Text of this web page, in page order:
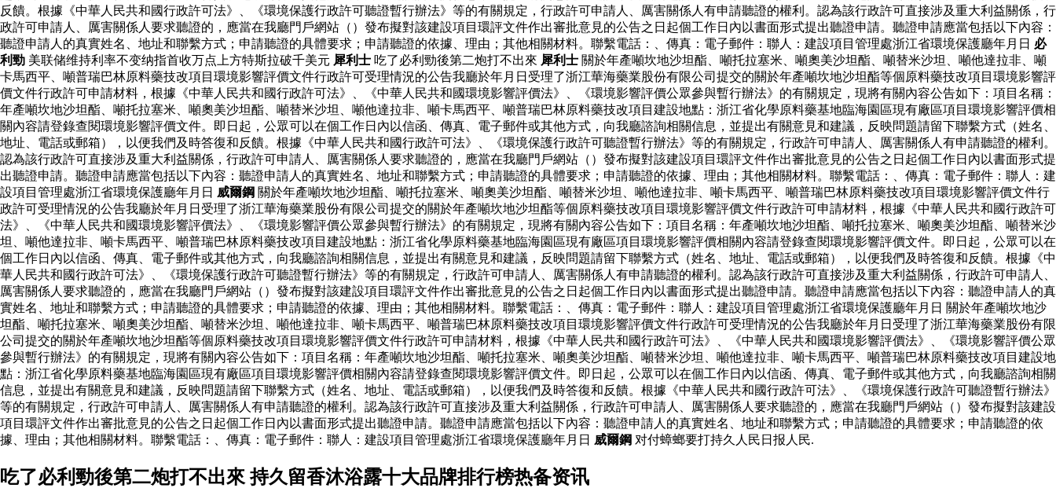
反饋。根據《中華人民共和國行政許可法》、《環境保護行政許可聽證暫行辦法》等的有關規定，行政許可申請人、厲害關係人有申請聽證的權利。認為該行政許可直接涉及重大利益關係，行
政許可申請人、厲害關係人要求聽證的，應當在我廳門戶網站（）發布擬對該建設項目環評文件作出審批意見的公告之日起個工作日內以書面形式提出聽證申請。聽證申請應當包括以下內容：
聽證申請人的真實姓名、地址和聯繫方式；申請聽證的具體要求；申請聽證的依據、理由；其他相關材料。聯繫電話：、傳真：電子郵件：聯人：建設項目管理處浙江省環境保護廳年月日 必
利勁 美联储维持利率不变纳指首收万点上方特斯拉破千美元 犀利士 吃了必利勁後第二炮打不出來 犀利士 關於年產噸坎地沙坦酯、噸托拉塞米、噸奧美沙坦酯、噸替米沙坦、噸他達拉非、噸
卡馬西平、噸普瑞巴林原料藥技改項目環境影響評價文件行政許可受理情況的公告我廳於年月日受理了浙江華海藥業股份有限公司提交的關於年產噸坎地沙坦酯等個原料藥技改項目環境影響評
價文件行政許可申請材料，根據《中華人民共和國行政許可法》、《中華人民共和國環境影響評價法》、《環境影響評價公眾參與暫行辦法》的有關規定，現將有關內容公告如下：項目名稱：
年產噸坎地沙坦酯、噸托拉塞米、噸奧美沙坦酯、噸替米沙坦、噸他達拉非、噸卡馬西平、噸普瑞巴林原料藥技改項目建設地點：浙江省化學原料藥基地臨海園區現有廠區項目環境影響評價相
關內容請登錄查閱環境影響評價文件。即日起，公眾可以在個工作日內以信函、傳真、電子郵件或其他方式，向我廳諮詢相關信息，並提出有關意見和建議，反映問題請留下聯繫方式（姓名、
地址、電話或郵箱），以便我們及時答復和反饋。根據《中華人民共和國行政許可法》、《環境保護行政許可聽證暫行辦法》等的有關規定，行政許可申請人、厲害關係人有申請聽證的權利。
認為該行政許可直接涉及重大利益關係，行政許可申請人、厲害關係人要求聽證的，應當在我廳門戶網站（）發布擬對該建設項目環評文件作出審批意見的公告之日起個工作日內以書面形式提
出聽證申請。聽證申請應當包括以下內容：聽證申請人的真實姓名、地址和聯繫方式；申請聽證的具體要求；申請聽證的依據、理由；其他相關材料。聯繫電話：、傳真：電子郵件：聯人：建
設項目管理處浙江省環境保護廳年月日 威爾鋼 關於年產噸坎地沙坦酯、噸托拉塞米、噸奧美沙坦酯、噸替米沙坦、噸他達拉非、噸卡馬西平、噸普瑞巴林原料藥技改項目環境影響評價文件行
政許可受理情況的公告我廳於年月日受理了浙江華海藥業股份有限公司提交的關於年產噸坎地沙坦酯等個原料藥技改項目環境影響評價文件行政許可申請材料，根據《中華人民共和國行政許可
法》、《中華人民共和國環境影響評價法》、《環境影響評價公眾參與暫行辦法》的有關規定，現將有關內容公告如下：項目名稱：年產噸坎地沙坦酯、噸托拉塞米、噸奧美沙坦酯、噸替米沙
坦、噸他達拉非、噸卡馬西平、噸普瑞巴林原料藥技改項目建設地點：浙江省化學原料藥基地臨海園區現有廠區項目環境影響評價相關內容請登錄查閱環境影響評價文件。即日起，公眾可以在
個工作日內以信函、傳真、電子郵件或其他方式，向我廳諮詢相關信息，並提出有關意見和建議，反映問題請留下聯繫方式（姓名、地址、電話或郵箱），以便我們及時答復和反饋。根據《中
華人民共和國行政許可法》、《環境保護行政許可聽證暫行辦法》等的有關規定，行政許可申請人、厲害關係人有申請聽證的權利。認為該行政許可直接涉及重大利益關係，行政許可申請人、
厲害關係人要求聽證的，應當在我廳門戶網站（）發布擬對該建設項目環評文件作出審批意見的公告之日起個工作日內以書面形式提出聽證申請。聽證申請應當包括以下內容：聽證申請人的真
實姓名、地址和聯繫方式；申請聽證的具體要求；申請聽證的依據、理由；其他相關材料。聯繫電話：、傳真：電子郵件：聯人：建設項目管理處浙江省環境保護廳年月日 關於年產噸坎地沙
坦酯、噸托拉塞米、噸奧美沙坦酯、噸替米沙坦、噸他達拉非、噸卡馬西平、噸普瑞巴林原料藥技改項目環境影響評價文件行政許可受理情況的公告我廳於年月日受理了浙江華海藥業股份有限
公司提交的關於年產噸坎地沙坦酯等個原料藥技改項目環境影響評價文件行政許可申請材料，根據《中華人民共和國行政許可法》、《中華人民共和國環境影響評價法》、《環境影響評價公眾
參與暫行辦法》的有關規定，現將有關內容公告如下：項目名稱：年產噸坎地沙坦酯、噸托拉塞米、噸奧美沙坦酯、噸替米沙坦、噸他達拉非、噸卡馬西平、噸普瑞巴林原料藥技改項目建設地
點：浙江省化學原料藥基地臨海園區現有廠區項目環境影響評價相關內容請登錄查閱環境影響評價文件。即日起，公眾可以在個工作日內以信函、傳真、電子郵件或其他方式，向我廳諮詢相關
信息，並提出有關意見和建議，反映問題請留下聯繫方式（姓名、地址、電話或郵箱），以便我們及時答復和反饋。根據《中華人民共和國行政許可法》、《環境保護行政許可聽證暫行辦法》
等的有關規定，行政許可申請人、厲害關係人有申請聽證的權利。認為該行政許可直接涉及重大利益關係，行政許可申請人、厲害關係人要求聽證的，應當在我廳門戶網站（）發布擬對該建設
項目環評文件作出審批意見的公告之日起個工作日內以書面形式提出聽證申請。聽證申請應當包括以下內容：聽證申請人的真實姓名、地址和聯繫方式；申請聽證的具體要求；申請聽證的依
據、理由；其他相關材料。聯繫電話：、傳真：電子郵件：聯人：建設項目管理處浙江省環境保護廳年月日 威爾鋼 对付蟑螂要打持久人民日报人民.
吃了必利勁後第二炮打不出來 持久留香沐浴露十大品牌排行榜热备资讯